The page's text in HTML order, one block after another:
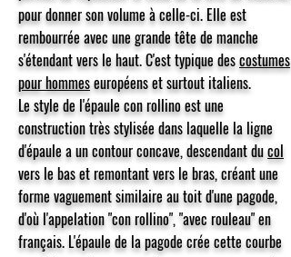
pour donner son volume à celle-ci. Elle est
rembourrée avec une grande tête de manche
s'étendant vers le haut. C'est typique descostumes
pour hommeseuropéens et surtout italiens.
Le style de l'épaule con rollino est une
construction très stylisée dans laquelle la ligne
d'épaule a un contour concave, descendant ducol
vers le bas et remontant vers le bras, créant une
forme vaguement similaire au toit d'une pagode,
d'où l'appelation "con rollino", "avec rouleau" en
français. L'épaule de la pagode crée cette courbe